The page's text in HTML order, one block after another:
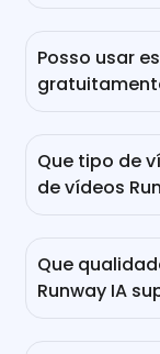
Posso usar
vídeos. Para
check-in todos
Que tipo de
de vídeos
educacionais
para
Que
Runway IA